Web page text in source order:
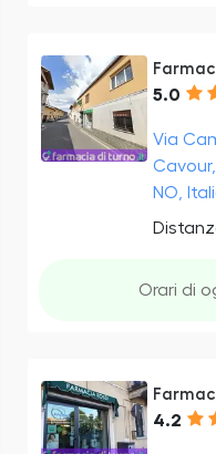
5.0
Via
NO,
Orari di
4.2